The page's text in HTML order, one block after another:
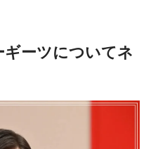
ーツについてネ